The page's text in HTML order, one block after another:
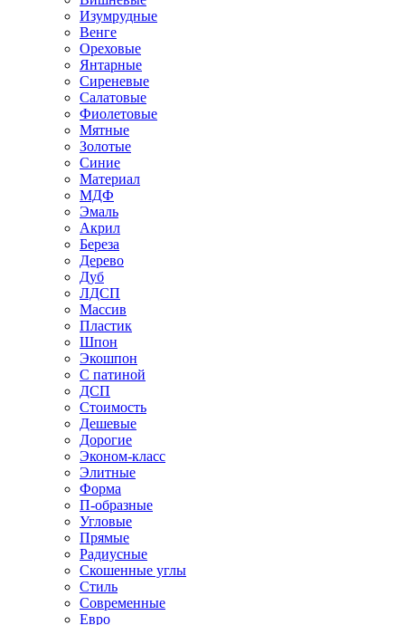
Изумрудные
Венге
Ореховые
Янтарные
Сиреневые
Салатовые
Фиолетовые
Мятные
Золотые
Синие
Материал
МДФ
Эмаль
Акрил
Береза
Дерево
Дуб
ЛДСП
Массив
Пластик
Шпон
Экошпон
С патиной
ДСП
Стоимость
Дешевые
Дорогие
Эконом-класс
Элитные
Форма
П-образные
Угловые
Прямые
Радиусные
Скошенные углы
Стиль
Современные
Евро